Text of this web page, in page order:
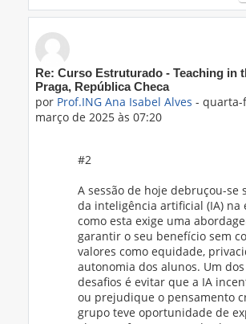
Em resposta a 'Prof.ING Ana Isabel
Re: Curso Estruturado - Teaching in
Praga, República Checa
por Prof.ING Ana Isabel Alves -quarta-
março de 2025 às 07:20
#2
A sessão de hoje debruçou-se
da inteligência artificial (IA) na
como esta exige uma
garantir o seu benefício sem
valores como equidade,
autonomia dos alunos. Um
desafios é evitar que a IA
ou prejudique o pensamento
grupo teve oportunidade de